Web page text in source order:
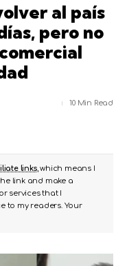
al país
pero no
10 Min Read
links, which means I
link and make a
services that I
to my readers. Your